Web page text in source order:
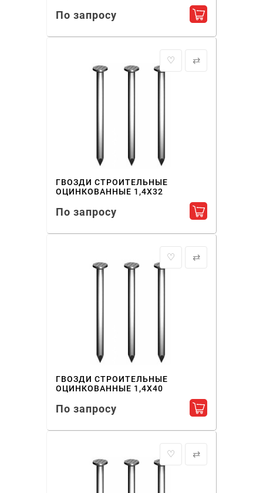
По запросу Добавить в
♡ ⇄
ГВОЗДИ СТРОИТЕЛЬНЫЕ
ОЦИНКОВАННЫЕ 1,4X32
По запросу Добавить в
♡ ⇄
ГВОЗДИ СТРОИТЕЛЬНЫЕ
ОЦИНКОВАННЫЕ 1,4X40
По запросу Добавить в
♡ ⇄